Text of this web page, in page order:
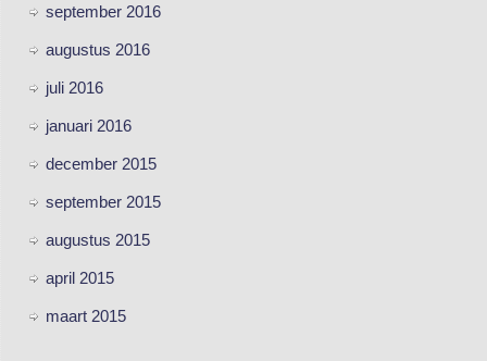
september 2016
augustus 2016
juli 2016
januari 2016
december 2015
september 2015
augustus 2015
april 2015
maart 2015